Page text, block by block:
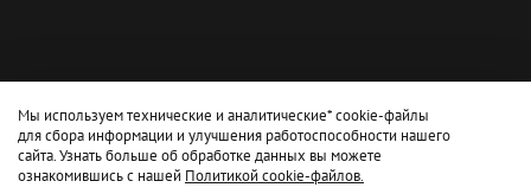
Мы используем технические и аналитические* cookie-файлы
для сбора информации и улучшения работоспособности нашего
сайта. Узнать больше об обработке данных вы можете
ознакомившись с нашей Политикой cookie-файлов.